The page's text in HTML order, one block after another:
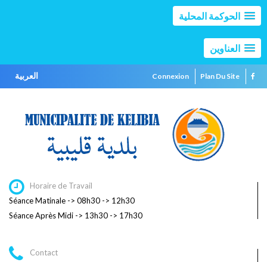
الحوكمة المحلية
العناوين
العربية Connexion Plan Du Site
Horaire de Travail
Séance Matinale -> 08h30 -> 12h30
Séance Après Midi -> 13h30 -> 17h30
Contact